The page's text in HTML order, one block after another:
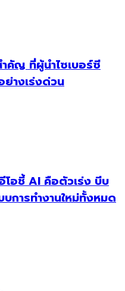
คัญ ที่ผู้นำไซเบอร์ซี
างเร่งด่วน
อชี้ AI คือตัวเร่ง บีบ
การทำงานใหม่ทั้งหมด